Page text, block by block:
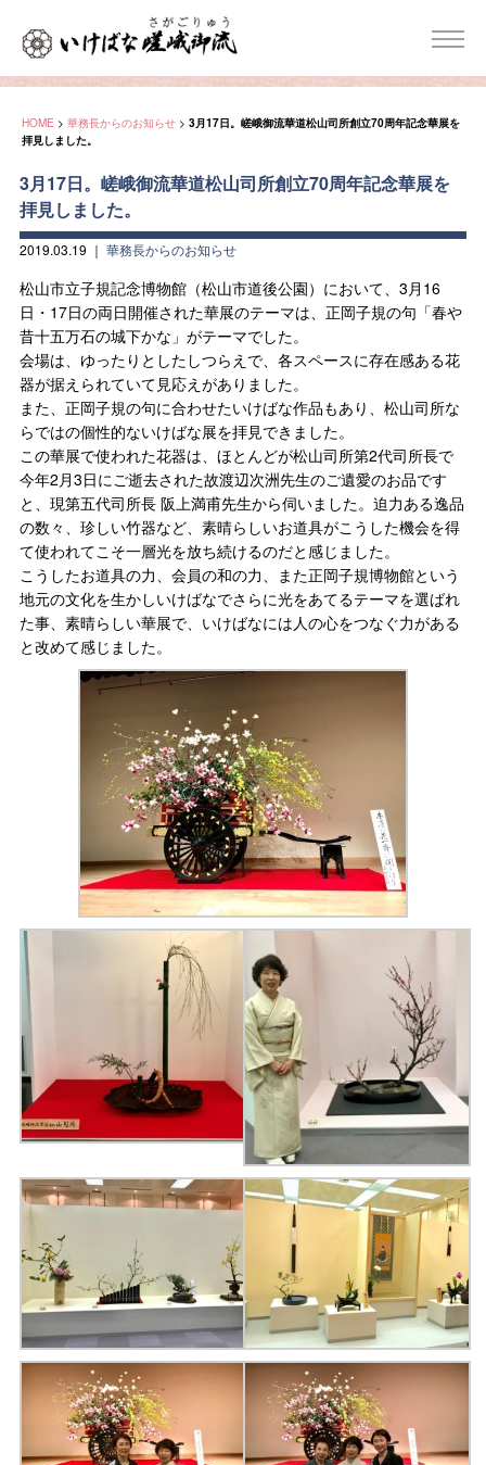
HOME > 華務長からのお知らせ > 3月17日。嵯峨御流華道松山司所創立70周年記念華展を
拝見しました。
3月17日。嵯峨御流華道松山司所創立70周年記念華展を
拝見しました。
2019.03.19 ｜ 華務長からのお知らせ
松山市立子規記念博物館（松山市道後公園）において、3月16
日・17日の両日開催された華展のテーマは、正岡子規の句「春や
昔十五万石の城下かな」がテーマでした。
会場は、ゆったりとしたしつらえで、各スペースに存在感ある花
器が据えられていて見応えがありました。
また、正岡子規の句に合わせたいけばな作品もあり、松山司所な
らではの個性的ないけばな展を拝見できました。
この華展で使われた花器は、ほとんどが松山司所第2代司所長で
今年2月3日にご逝去された故渡辺次洲先生のご遺愛のお品です
と、現第五代司所長 阪上満甫先生から伺いました。迫力ある逸品
の数々、珍しい竹器など、素晴らしいお道具がこうした機会を得
て使われてこそ一層光を放ち続けるのだと感じました。
こうしたお道具の力、会員の和の力、また正岡子規博物館という
地元の文化を生かしいけばなでさらに光をあてるテーマを選ばれ
た事、素晴らしい華展で、いけばなには人の心をつなぐ力がある
と改めて感じました。